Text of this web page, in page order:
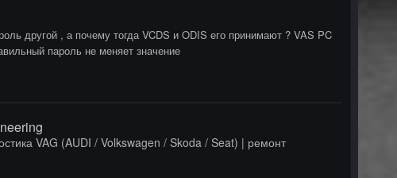
другой , а почему тогда VCDS и ODIS его принимают ? VAS PC
пароль не меняет значение
VAG (AUDI / Volkswagen / Skoda / Seat) | ремонт